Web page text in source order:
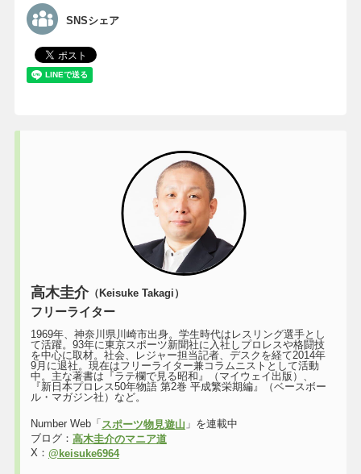
SNSシェア
高木圭介（Keisuke Takagi）
フリーライター
1969年、神奈川県川崎市出身。学生時代はレスリング選手とし
て活躍。93年に東京スポーツ新聞社に入社しプロレスや格闘技
を中心に取材。社会、レジャー担当記者、デスクを経て2014年
9月に退社。現在はフリーライター兼コラムニストとして活動
中。主な著書は『ラテ欄で見る昭和』（マイウェイ出版）、
『新日本プロレス50年物語 第2巻 平成繁栄期編』（ベースボー
ル・マガジン社）など。
Number Web「 スポーツ物見遊山 」を連載中
ブログ： 高木圭介のマニア道
X： @keisuke6964